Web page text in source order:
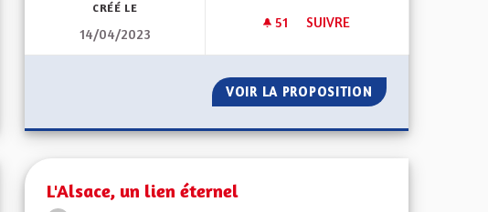
INEXISTANT
PUBLIC INEXISTANT
CRÉÉ LE
14/04/2023
51 51 ABONNÉS
SUIVRE
VOIR LA PROPOSITION TRANSPORTS
L'Alsace, un lien éternel